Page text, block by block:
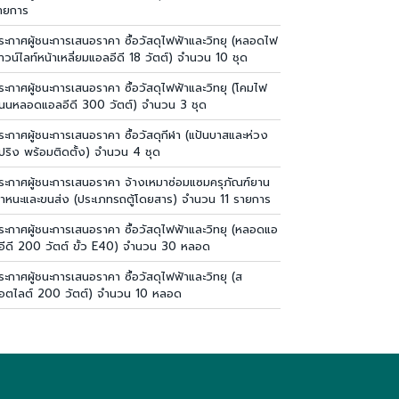
ยการ
ะกาศผู้ชนะการเสนอราคา ซื้อวัสดุไฟฟ้าและวิทยุ (หลอดไฟ
วน์ไลท์หน้าเหลี่ยมแอลอีดี 18 วัตต์) จำนวน 10 ชุด
ะกาศผู้ชนะการเสนอราคา ซื้อวัสดุไฟฟ้าและวิทยุ (โคมไฟ
นหลอดแอลอีดี 300 วัตต์) จำนวน 3 ชุด
ะกาศผู้ชนะการเสนอราคา ซื้อวัสดุกีฬา (แป้นบาสและห่วง
ริง พร้อมติดตั้ง) จำนวน 4 ชุด
ะกาศผู้ชนะการเสนอราคา จ้างเหมาซ่อมแซมครุภัณฑ์ยาน
หนะและขนส่ง (ประเภทรถตู้โดยสาร) จำนวน 11 รายการ
ะกาศผู้ชนะการเสนอราคา ซื้อวัสดุไฟฟ้าและวิทยุ (หลอดแอ
ดี 200 วัตต์ ขั้ว E40) จำนวน 30 หลอด
ะกาศผู้ชนะการเสนอราคา ซื้อวัสดุไฟฟ้าและวิทยุ (ส
ตไลต์ 200 วัตต์) จำนวน 10 หลอด